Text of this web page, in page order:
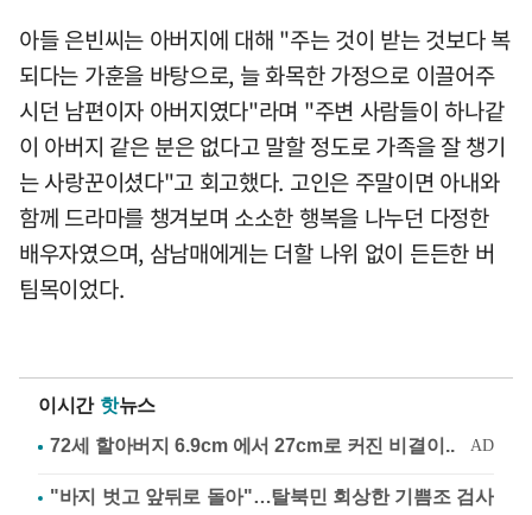
아들 은빈씨는 아버지에 대해 "주는 것이 받는 것보다 복
되다는 가훈을 바탕으로, 늘 화목한 가정으로 이끌어주
시던 남편이자 아버지였다"라며 "주변 사람들이 하나같
이 아버지 같은 분은 없다고 말할 정도로 가족을 잘 챙기
는 사랑꾼이셨다"고 회고했다. 고인은 주말이면 아내와
함께 드라마를 챙겨보며 소소한 행복을 나누던 다정한
배우자였으며, 삼남매에게는 더할 나위 없이 든든한 버
팀목이었다.
이시간 핫뉴스
"바지 벗고 앞뒤로 돌아"…탈북민 회상한 기쁨조 검사